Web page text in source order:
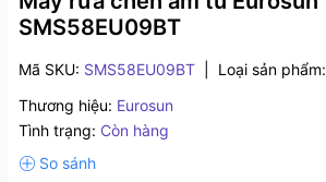
SMS58EU09BT
Mã SKU: SMS58EU09BT Loại sản phẩm:
Thương hiệu: Eurosun
Tình trạng: Còn hàng